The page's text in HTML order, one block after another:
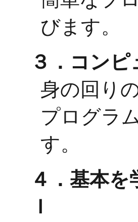
びます。
３．コン
身の回り
プログラ
す。
４．基本
Ｉ